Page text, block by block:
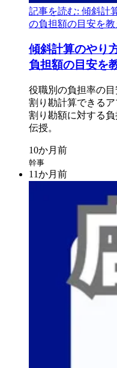
記事を読む: 傾斜計
の負担額の目安を教
傾斜計算のやり
負担額の目安を
役職別の負担率の目
割り勘計算できる
割り勘額に対する
伝授。
幹事